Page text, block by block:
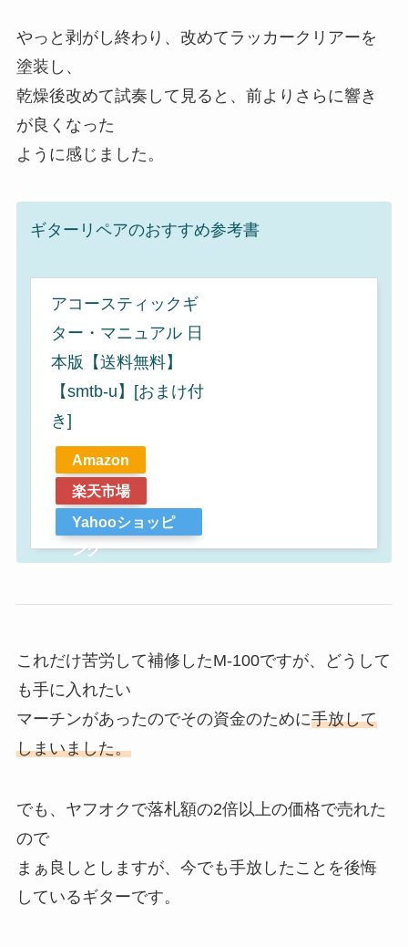
やっと剥がし終わり、改めてラッカークリアーを
塗装し、
乾燥後改めて試奏して見ると、前よりさらに響き
が良くなった
ように感じました。
ギターリペアのおすすめ参考書
アコースティックギ
ター・マニュアル 日
本版【送料無料】
【smtb-u】[おまけ付
き]
Amazon
楽天市場
Yahooショッピ
ング
これだけ苦労して補修したM-100ですが、どうして
も手に入れたい
マーチンがあったのでその資金のために手放して
しまいました。
でも、ヤフオクで落札額の2倍以上の価格で売れた
ので
まぁ良しとしますが、今でも手放したことを後悔
しているギターです。